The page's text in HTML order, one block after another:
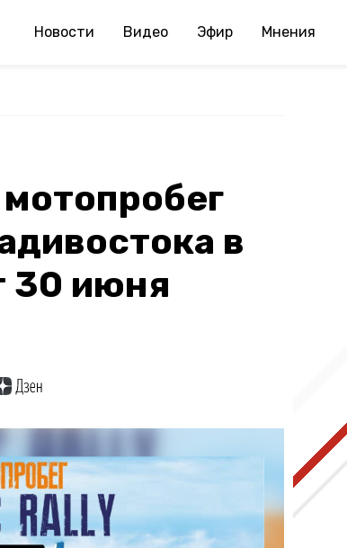
Новости Видео Эфир Мнения
в
30 июня